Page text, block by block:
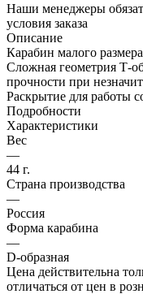
Наши менеджеры
условия заказа
Описание
Карабин малого
Сложная геометрия Т-
прочности при
Раскрытие для работы
Подробности
Характеристики
Вес
—
44 г.
Страна производства
—
Россия
Форма карабина
—
D-образная
Цена действительна
отличаться от цен в